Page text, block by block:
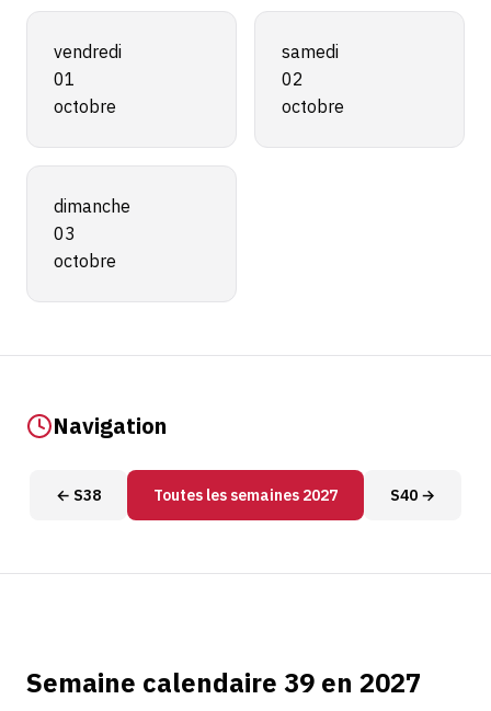
vendredi
01
octobre
samedi
02
octobre
dimanche
03
octobre
Navigation
← S38 Toutes les semaines 2027 S40 →
Semaine calendaire 39 en 2027